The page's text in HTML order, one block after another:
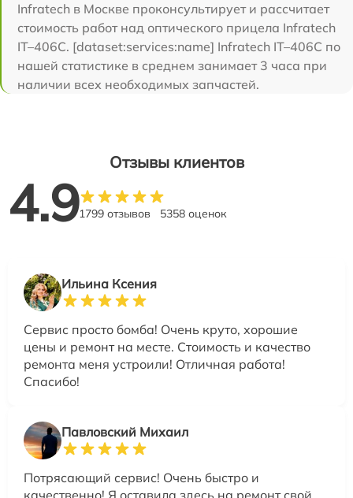
Infratech в Москве проконсультирует и рассчитает
стоимость работ над оптического прицела Infratech
IT–406С. [dataset:services:name] Infratech IT–406С по
нашей статистике в среднем занимает 3 часа при
наличии всех необходимых запчастей.
Отзывы клиентов
4.91799 отзывов 5358 оценок
Ильина Ксения
Сервис просто бомба! Очень круто, хорошие
цены и ремонт на месте. Стоимость и качество
ремонта меня устроили! Отличная работа!
Спасибо!
Павловский Михаил
Потрясающий сервис! Очень быстро и